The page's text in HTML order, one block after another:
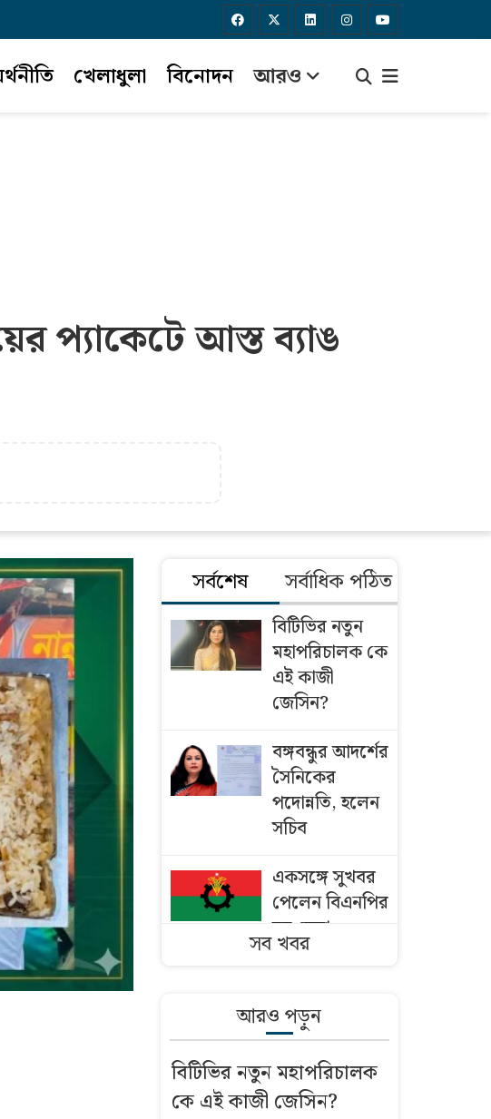
খেলাধুলা বিনোদন আরও
প্যাকেটে আস্ত ব্যাঙ
সর্বশেষ সর্বাধিক পঠিত
বিটিভির নতুন
মহাপরিচালক কে
এই কাজী
জেসিন?
বঙ্গবন্ধুর আদর্শের
সৈনিকের
পদোন্নতি, হলেন
সচিব
একসঙ্গে সুখবর
পেলেন বিএনপির
ছয় নেতা
হাইকমিশনারের
বাসভবনে আগুন
বাংলাদেশি
কৃষকদের ভিসা
সব খবর
আরও পড়ুন
বিটিভির নতুন মহাপরিচালক
কে এই কাজী জেসিন?